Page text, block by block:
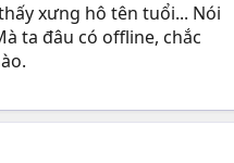
xưng hô tên tuổi... Nói
ta đâu có offline, chắc